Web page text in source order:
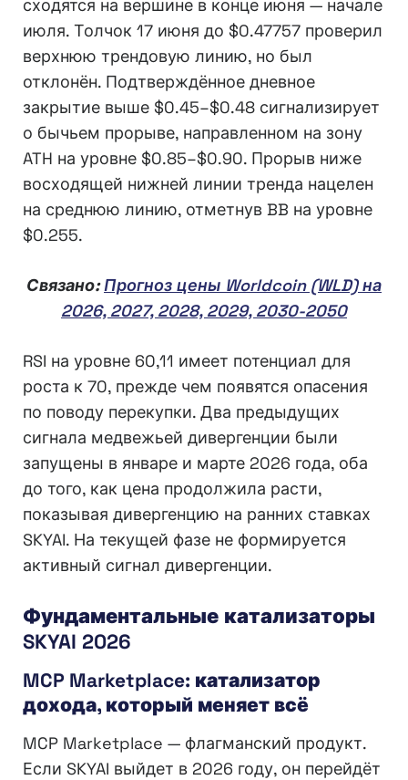
сходятся на вершине в конце июня — начале
июля. Толчок 17 июня до $0.47757 проверил
верхнюю трендовую линию, но был
отклонён. Подтверждённое дневное
закрытие выше $0.45–$0.48 сигнализирует
о бычьем прорыве, направленном на зону
ATH на уровне $0.85–$0.90. Прорыв ниже
восходящей нижней линии тренда нацелен
на среднюю линию, отметнув BB на уровне
$0.255.
Связано:Прогноз цены Worldcoin (WLD) на
2026, 2027, 2028, 2029, 2030-2050
RSI на уровне 60,11 имеет потенциал для
роста к 70, прежде чем появятся опасения
по поводу перекупки. Два предыдущих
сигнала медвежьей дивергенции были
запущены в январе и марте 2026 года, оба
до того, как цена продолжила расти,
показывая дивергенцию на ранних ставках
SKYAI. На текущей фазе не формируется
активный сигнал дивергенции.
Фундаментальные катализаторы
SKYAI 2026
MCP Marketplace: катализатор
дохода, который меняет всё
MCP Marketplace — флагманский продукт.
Если SKYAI выйдет в 2026 году, он перейдёт